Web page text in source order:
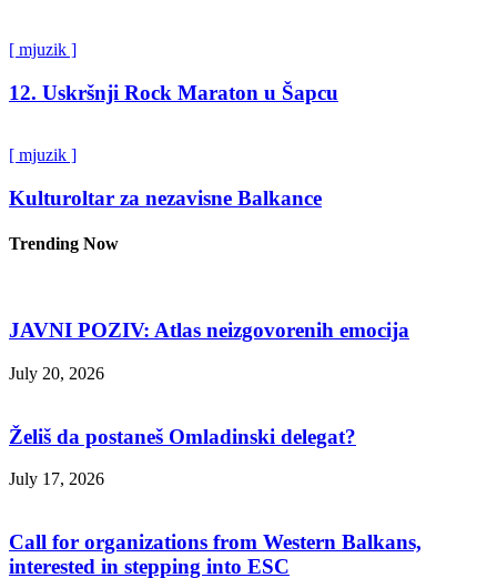
[ mjuzik ]
12. Uskršnji Rock Maraton u Šapcu
[ mjuzik ]
Kulturoltar za nezavisne Balkance
Trending Now
JAVNI POZIV: Atlas neizgovorenih emocija
July 20, 2026
Želiš da postaneš Omladinski delegat?
July 17, 2026
Call for organizations from Western Balkans,
interested in stepping into ESC